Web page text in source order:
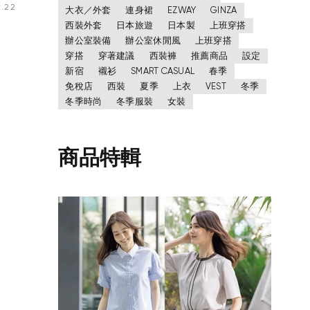
大衣／外套
連身裙 EZWAY
GINZA
西裝外套
日本旅遊 日本製
上班穿搭
辦公室裝備
辦公室休閒風
上班穿搭
穿搭
穿著建議 西裝褲 推薦商品
設定
新宿
襯衫 SMART CASUAL
春季
免稅店
西裝 夏季 上衣 VEST
冬季
冬季時尚
冬季服裝 女裝
商品特輯